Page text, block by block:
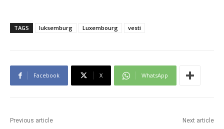
TAGS luksemburg Luxembourg vesti
Facebook X WhatsApp
Previous article Next article